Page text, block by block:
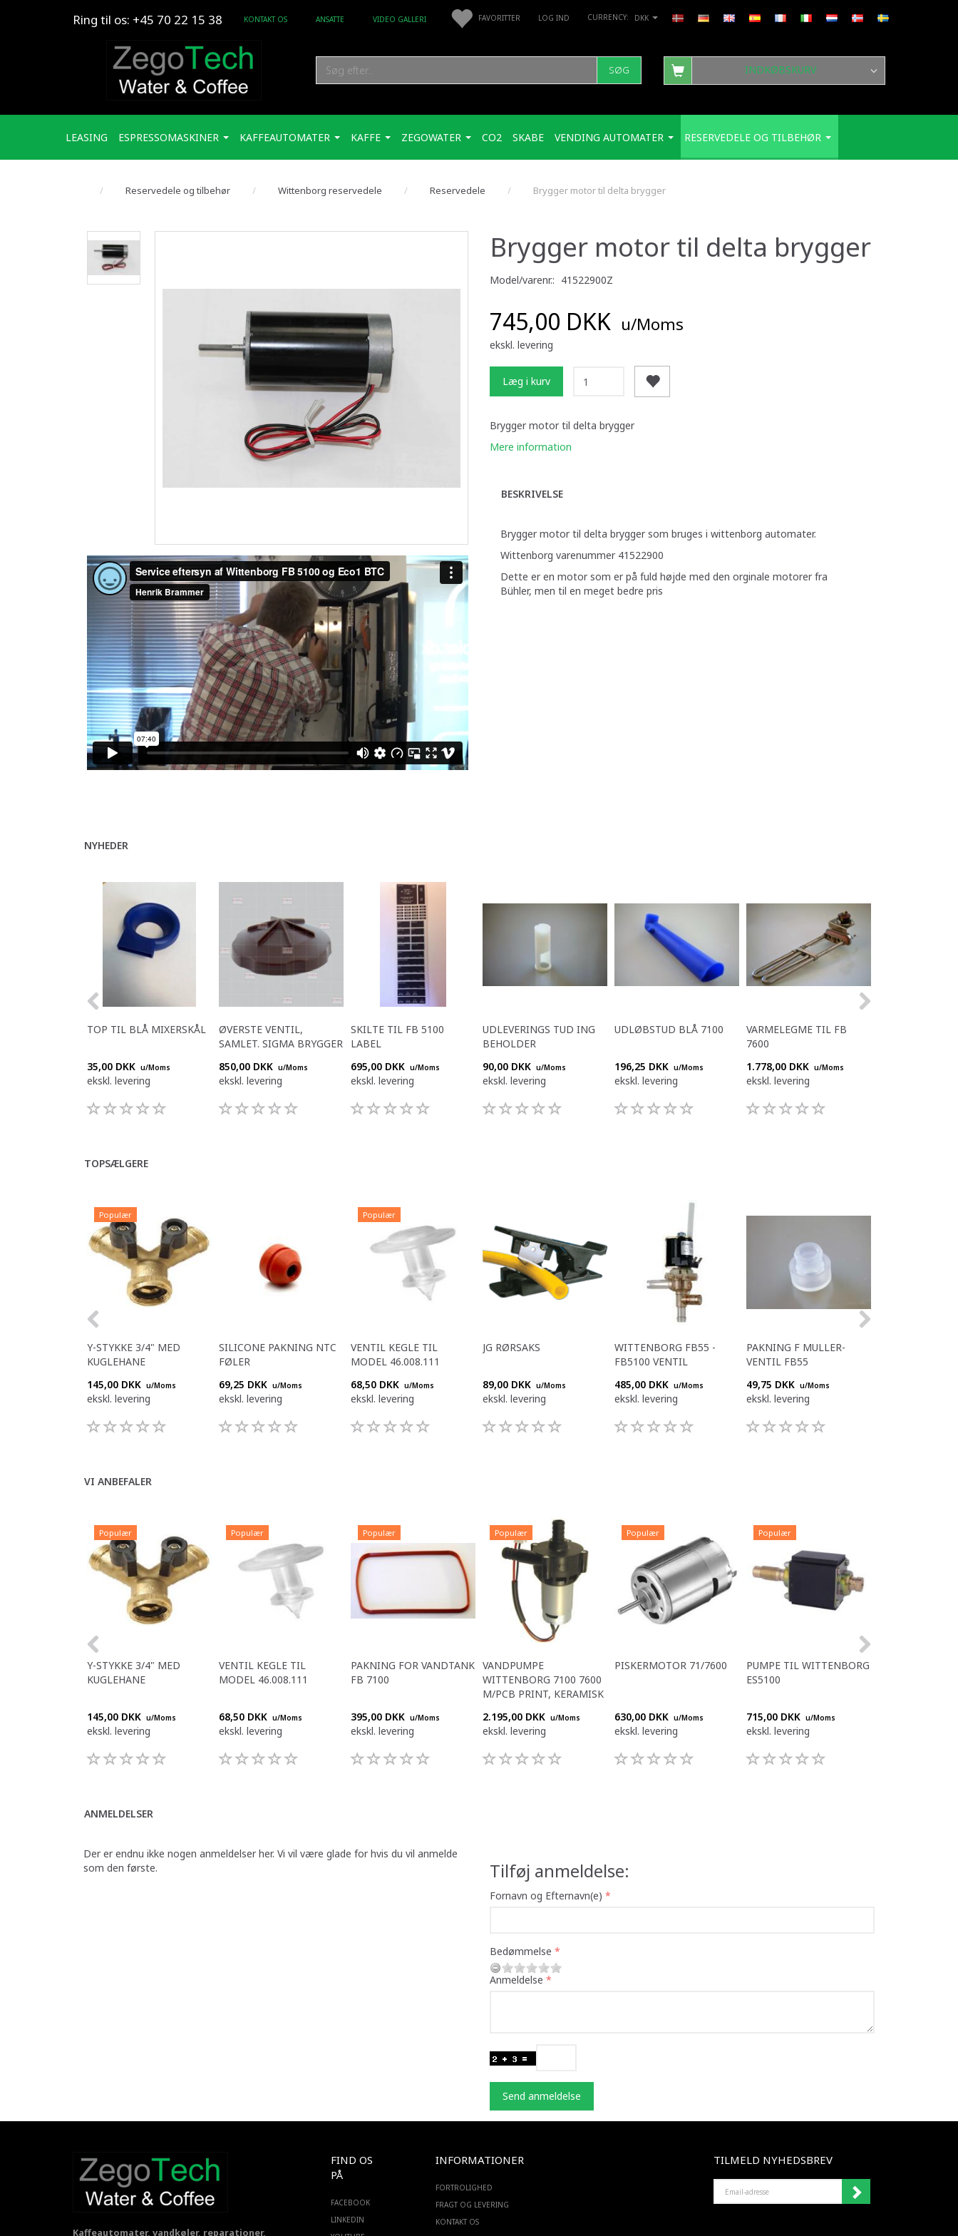
DKK
FAVORITTER LOG IND
Ring til os: +45 70 22 15 38 KONTAKT OS ANSATTE VIDEO GALLERI
SØG INDKØBSKURV
LEASING ESPRESSOMASKINER KAFFEAUTOMATER KAFFE ZEGOWATER CO2 SKABE VENDING AUTOMATER RESERVEDELE OG TILBEHØR
Reservedele og tilbehør Wittenborg reservedele Reservedele Brygger motor til delta brygger
Brygger motor til delta brygger
Model/varenr.: 41522900Z
745,00 DKK u/Moms
ekskl. levering
Læg i kurv
Brygger motor til delta brygger
Mere information
BESKRIVELSE
Brygger motor til delta brygger som bruges i wittenborg automater.
Wittenborg varenummer 41522900
Dette er en motor som er på fuld højde med den orginale motorer fra
Bühler, men til en meget bedre pris
NYHEDER
TOP TIL BLÅ MIXERSKÅL
35,00 DKK u/Moms
ekskl. levering
ØVERSTE VENTIL,
SAMLET. SIGMA BRYGGER
850,00 DKK u/Moms
ekskl. levering
SKILTE TIL FB 5100
LABEL
695,00 DKK u/Moms
ekskl. levering
UDLEVERINGS TUD ING
BEHOLDER
90,00 DKK u/Moms
ekskl. levering
UDLØBSTUD BLÅ 7100
196,25 DKK u/Moms
ekskl. levering
VARMELEGME TIL FB
7600
1.778,00 DKK u/Moms
ekskl. levering
TOPSÆLGERE
Populær
Y-STYKKE 3/4" MED
KUGLEHANE
145,00 DKK u/Moms
ekskl. levering
SILICONE PAKNING NTC
FØLER
69,25 DKK u/Moms
ekskl. levering
Populær
VENTIL KEGLE TIL
MODEL 46.008.111
68,50 DKK u/Moms
ekskl. levering
JG RØRSAKS
89,00 DKK u/Moms
ekskl. levering
WITTENBORG FB55 -
FB5100 VENTIL
485,00 DKK u/Moms
ekskl. levering
PAKNING F MULLER-
VENTIL FB55
49,75 DKK u/Moms
ekskl. levering
VI ANBEFALER
Populær
Y-STYKKE 3/4" MED
KUGLEHANE
145,00 DKK u/Moms
ekskl. levering
Populær
VENTIL KEGLE TIL
MODEL 46.008.111
68,50 DKK u/Moms
ekskl. levering
Populær
PAKNING FOR VANDTANK
FB 7100
395,00 DKK u/Moms
ekskl. levering
Populær
VANDPUMPE
WITTENBORG 7100 7600
M/PCB PRINT, KERAMISK
2.195,00 DKK u/Moms
ekskl. levering
Populær
PISKERMOTOR 71/7600
630,00 DKK u/Moms
ekskl. levering
Populær
PUMPE TIL WITTENBORG
ES5100
715,00 DKK u/Moms
ekskl. levering
ANMELDELSER
Der er endnu ikke nogen anmeldelser her. Vi vil være glade for hvis du vil anmelde
som den første.
Tilføj anmeldelse:
Fornavn og Efternavn(e)
Bedømmelse
Anmeldelse
Send anmeldelse
Kaffeautomater, vandkøler, reparationer,
FIND OS
PÅ
FACEBOOK
LINKEDIN
INFORMATIONER
FORTROLIGHED
FRAGT OG LEVERING
KONTAKT OS
TILMELD NYHEDSBREV
ADRESSE